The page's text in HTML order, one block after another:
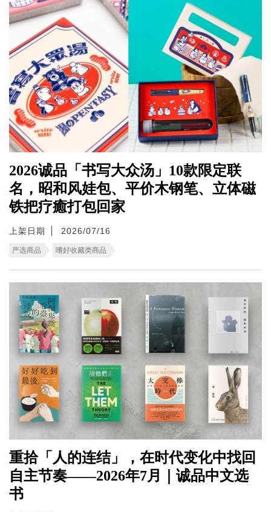
2026诚品「书写大众汤」10款限定联
名，昭和风娃包、平价木钢笔、立体磁
铁把疗癒打包回家
上架日期 2026/07/16
严选商品 嗜好收藏类商品
重拾「人的连结」，在时代变化中找回
自主节奏——2026年7月｜诚品中文选
书